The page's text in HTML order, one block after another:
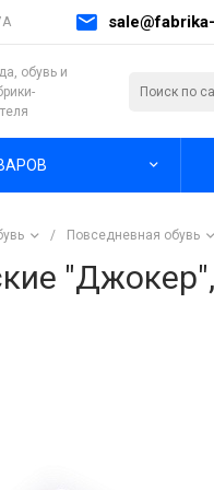
обувь и
/ Повседневная обувь